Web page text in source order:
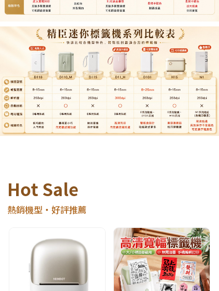
Hot Sale
熱銷機型・好評推薦